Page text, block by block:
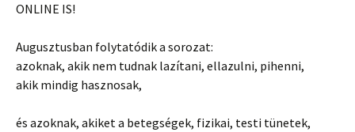
ONLINE IS!
Augusztusban folytatódik a sorozat:
azoknak, akik nem tudnak lazítani, ellazulni, pihenni,
akik mindig hasznosak,
és azoknak, akiket a betegségek, fizikai, testi tünetek,